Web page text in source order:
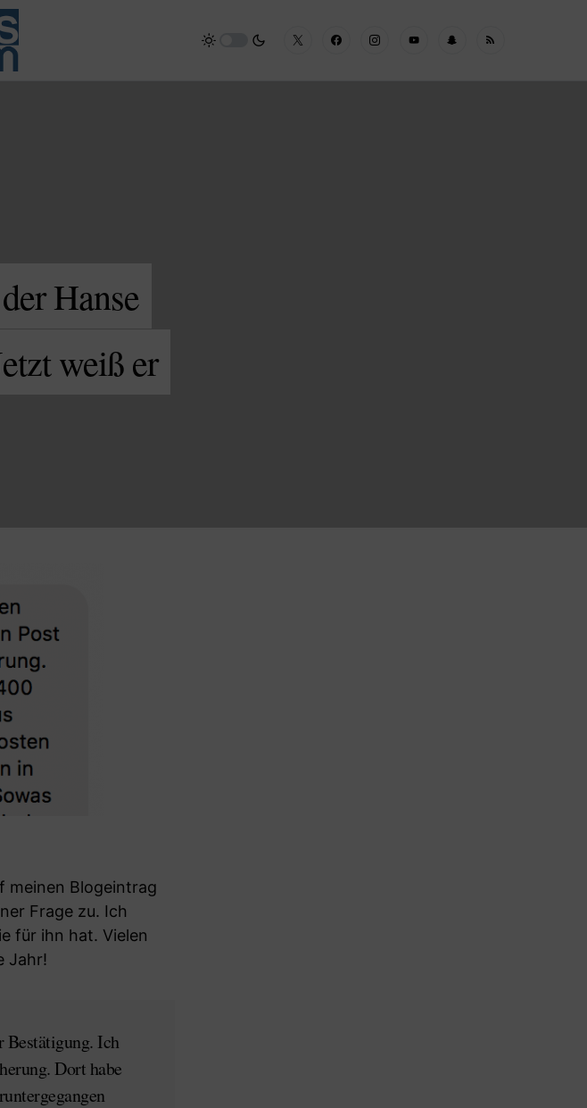
Hanse
weiß er
meinen Blogeintrag
Frage zu. Ich
für ihn hat. Vielen
Jahr!
Bestätigung. Ich
Dort habe